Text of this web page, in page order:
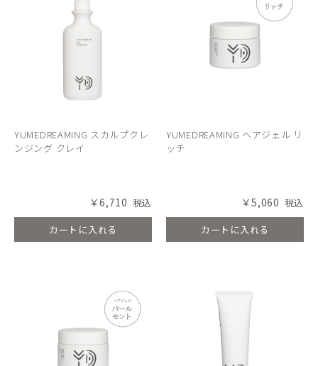
YUMEDREAMING スカルプクレ
ンジング クレイ
￥6,710
カートに入れる
YUMEDREAMING ヘアジェル リ
ッチ
￥5,060
カートに入れる